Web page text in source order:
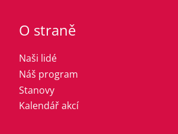
O straně
Naši lidé
Náš program
Stanovy
Kalendář akcí